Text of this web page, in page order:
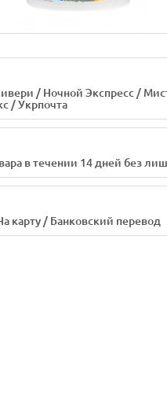
/ Ночной Экспресс /
/ Укрпочта
в течении 14 дней без
карту / Банковский перевод